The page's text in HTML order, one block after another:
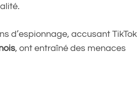
d’espionnage, accusant TikTok
, ont entraîné des menaces